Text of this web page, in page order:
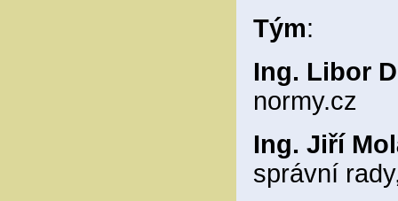
Tým:
Ing. Libor
normy.cz
Ing. Jiří
správní